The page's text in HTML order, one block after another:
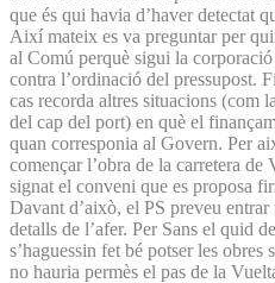
que és qui havia d’haver detectat
Així mateix es va preguntar per
al Comú perquè sigui la
contra l’ordinació del pressupost.
cas recorda altres situacions (com
del cap del port) en què el
quan corresponia al Govern. Per
començar l’obra de la carretera de
signat el conveni que es proposa
Davant d’això, el PS preveu
detalls de l’afer. Per Sans el quid
s’haguessin fet bé potser les
no hauria permès el pas de la